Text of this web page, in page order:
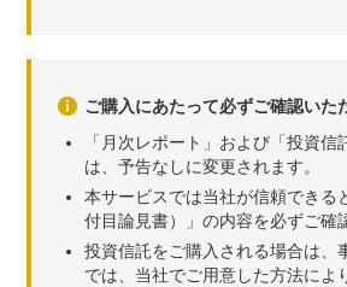
ご購入にあたって必ずご確認いた
「月次レポート」および「投資
は、予告なしに変更されます。
本サービスでは当社が信頼できる
付目論見書）」の内容を必ずご確
投資信託をご購入される場合は、
では、当社でご用意した方法に